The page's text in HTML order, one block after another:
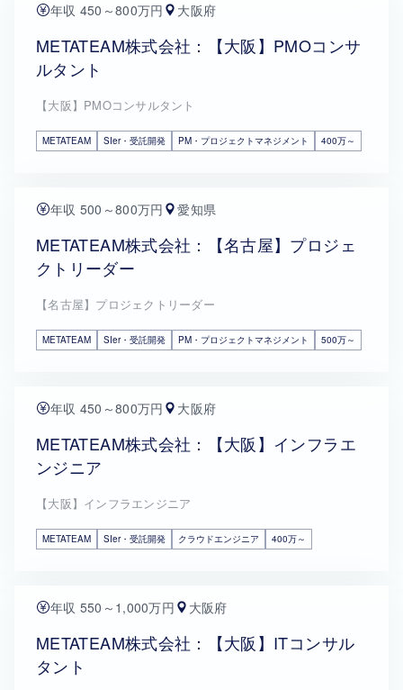
年収 450～800万円 大阪府
METATEAM株式会社：【大阪】PMOコンサ
ルタント
【大阪】PMOコンサルタント
METATEAM SIer・受託開発 PM・プロジェクトマネジメント 400万～
年収 500～800万円 愛知県
METATEAM株式会社：【名古屋】プロジェ
クトリーダー
【名古屋】プロジェクトリーダー
METATEAM SIer・受託開発 PM・プロジェクトマネジメント 500万～
年収 450～800万円 大阪府
METATEAM株式会社：【大阪】インフラエ
ンジニア
【大阪】インフラエンジニア
METATEAM SIer・受託開発 クラウドエンジニア 400万～
年収 550～1,000万円 大阪府
METATEAM株式会社：【大阪】ITコンサル
タント